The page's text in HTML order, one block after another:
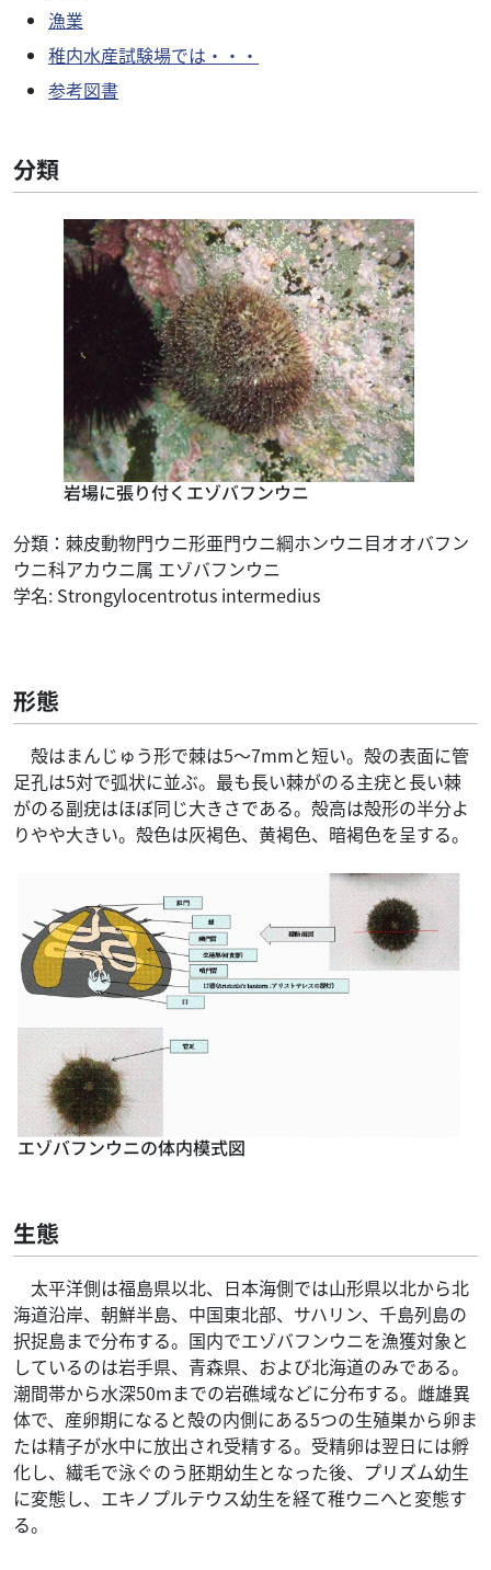
漁業
稚内水産試験場では・・・
参考図書
分類
岩場に張り付くエゾバフンウニ
分類：棘皮動物門ウニ形亜門ウニ綱ホンウニ目オオバフン
ウニ科アカウニ属 エゾバフンウニ
学名: Strongylocentrotus intermedius
形態
殻はまんじゅう形で棘は5～7mmと短い。殻の表面に管
足孔は5対で弧状に並ぶ。最も長い棘がのる主疣と長い棘
がのる副疣はほぼ同じ大きさである。殻高は殻形の半分よ
りやや大きい。殻色は灰褐色、黄褐色、暗褐色を呈する。
エゾバフンウニの体内模式図
生態
太平洋側は福島県以北、日本海側では山形県以北から北
海道沿岸、朝鮮半島、中国東北部、サハリン、千島列島の
択捉島まで分布する。国内でエゾバフンウニを漁獲対象と
しているのは岩手県、青森県、および北海道のみである。
潮間帯から水深50mまでの岩礁域などに分布する。雌雄異
体で、産卵期になると殻の内側にある5つの生殖巣から卵ま
たは精子が水中に放出され受精する。受精卵は翌日には孵
化し、繊毛で泳ぐのう胚期幼生となった後、プリズム幼生
に変態し、エキノプルテウス幼生を経て稚ウニへと変態す
る。